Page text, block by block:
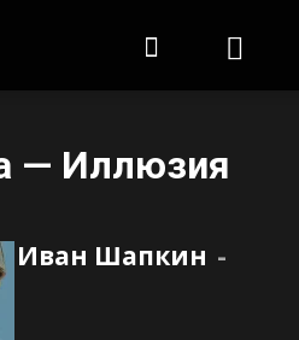
— Иллюзия
Иван Шапкин -